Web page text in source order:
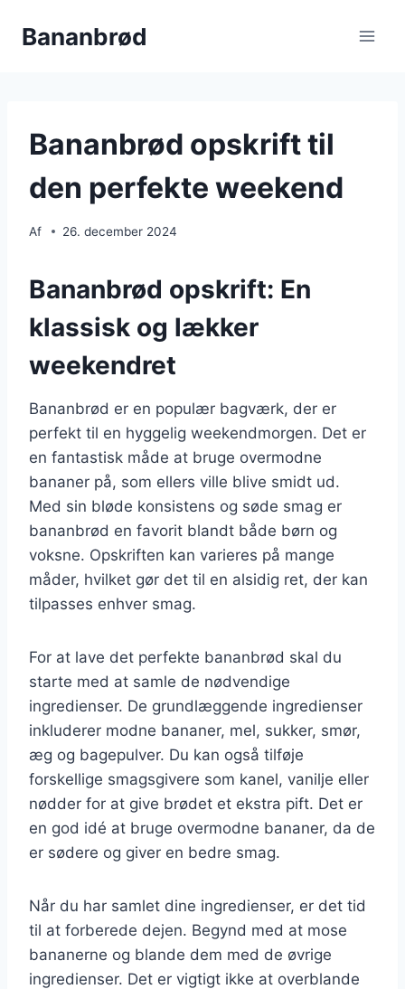
Bananbrød
Bananbrød opskrift til
den perfekte weekend
Af 26. december 2024
Bananbrød opskrift: En
klassisk og lækker
weekendret
Bananbrød er en populær bagværk, der er
perfekt til en hyggelig weekendmorgen. Det er
en fantastisk måde at bruge overmodne
bananer på, som ellers ville blive smidt ud.
Med sin bløde konsistens og søde smag er
bananbrød en favorit blandt både børn og
voksne. Opskriften kan varieres på mange
måder, hvilket gør det til en alsidig ret, der kan
tilpasses enhver smag.
For at lave det perfekte bananbrød skal du
starte med at samle de nødvendige
ingredienser. De grundlæggende ingredienser
inkluderer modne bananer, mel, sukker, smør,
æg og bagepulver. Du kan også tilføje
forskellige smagsgivere som kanel, vanilje eller
nødder for at give brødet et ekstra pift. Det er
en god idé at bruge overmodne bananer, da de
er sødere og giver en bedre smag.
Når du har samlet dine ingredienser, er det tid
til at forberede dejen. Begynd med at mose
bananerne og blande dem med de øvrige
ingredienser. Det er vigtigt ikke at overblande